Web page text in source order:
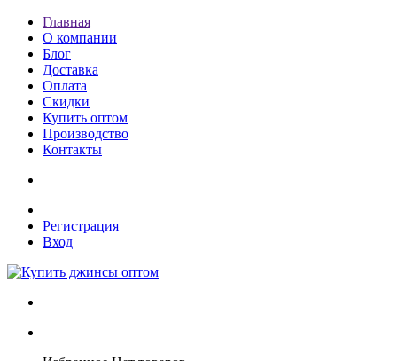
Главная
О компании
Блог
Доставка
Оплата
Скидки
Купить оптом
Производство
Контакты
Регистрация
Вход